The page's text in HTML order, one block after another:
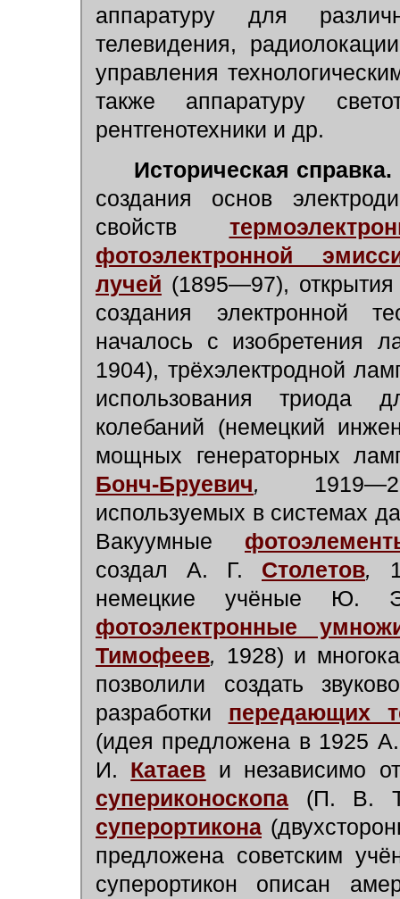
аппаратуру для
телевидения,
управления
также аппаратуру
рентгенотехники и др.
Историческая справка.
создания основ
свойств
фотоэлектронной
лучей (1895—97),
создания электронной
началось с изобретения
1904), трёхэлектродной
использования триода
колебаний (немецкий
мощных генераторных
Бонч-Бруевич,
используемых в системах
Вакуумные
создал А. Г. Столетов,
немецкие учёные Ю.
фотоэлектронные
Тимофеев,
1928) и
позволили создать
разработки передающих
(идея предложена в 1925
И. Катаев и независимо
супериконоскопа
(П. В.
суперортикона
предложена советским
суперортикон описан